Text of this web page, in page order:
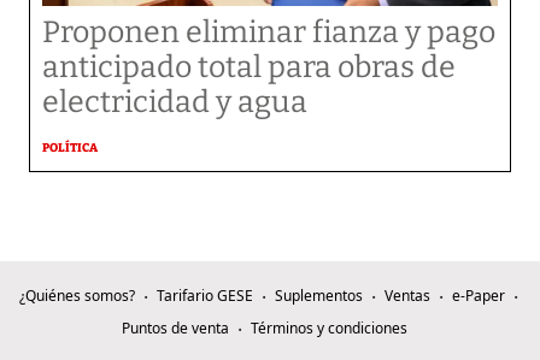
Proponen eliminar fianza y pago
anticipado total para obras de
electricidad y agua
POLÍTICA
¿Quiénes somos? Tarifario GESE Suplementos Ventas
e-Paper
Puntos de venta
Términos y condiciones